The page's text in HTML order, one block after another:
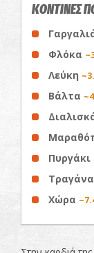
ΚΟΝΤΙΝΕΣ
Φλόκα
Λεύκη
Βάλτα
Πυργάκι
Τραγάνα
Χώρα